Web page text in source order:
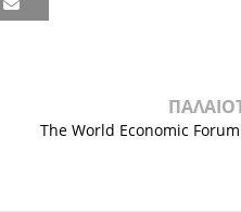
The World Economic